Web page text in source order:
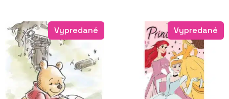
Vypredané Vypredané